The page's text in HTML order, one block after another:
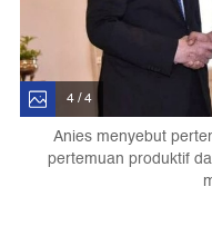
4 / 4
Anies menyebut
pertemuan produktif